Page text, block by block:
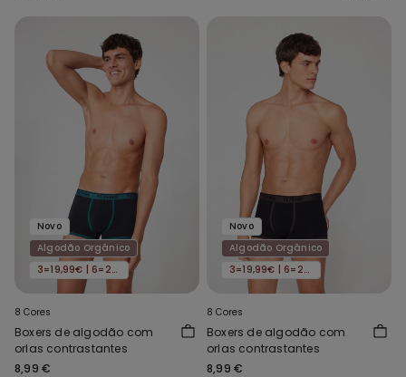
Novo
Algodão Orgânico
3=19,99€ | 6=29,99€
8 Cores
Boxers de algodão com
orlas contrastantes
8,99 €
Novo
Algodão Orgânico
3=19,99€ | 6=29,99€
8 Cores
Boxers de algodão com
orlas contrastantes
8,99 €